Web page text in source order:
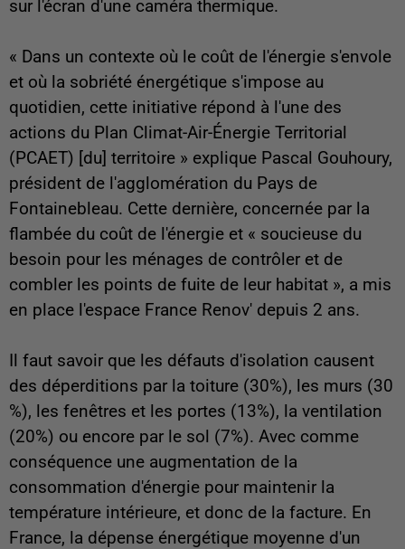
sur l'écran d'une caméra thermique.
« Dans un contexte où le coût de l'énergie s'envole
et où la sobriété énergétique s'impose au
quotidien, cette initiative répond à l'une des
actions du Plan Climat-Air-Énergie Territorial
(PCAET) [du] territoire » explique Pascal Gouhoury,
président de l'agglomération du Pays de
Fontainebleau. Cette dernière, concernée par la
flambée du coût de l'énergie et « soucieuse du
besoin pour les ménages de contrôler et de
combler les points de fuite de leur habitat », a mis
en place l'espace France Renov' depuis 2 ans.
Il faut savoir que les défauts d'isolation causent
des déperditions par la toiture (30%), les murs (30
%), les fenêtres et les portes (13%), la ventilation
(20%) ou encore par le sol (7%). Avec comme
conséquence une augmentation de la
consommation d'énergie pour maintenir la
température intérieure, et donc de la facture. En
France, la dépense énergétique moyenne d'un